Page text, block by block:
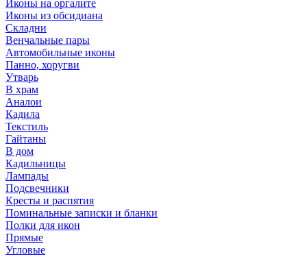
Иконы на оргалите
Иконы из обсидиана
Складни
Венчальные пары
Автомобильные иконы
Панно, хоругви
Утварь
В храм
Аналои
Кадила
Текстиль
Гайтаны
В дом
Кадильницы
Лампады
Подсвечники
Кресты и распятия
Поминальные записки и бланки
Полки для икон
Прямые
Угловые